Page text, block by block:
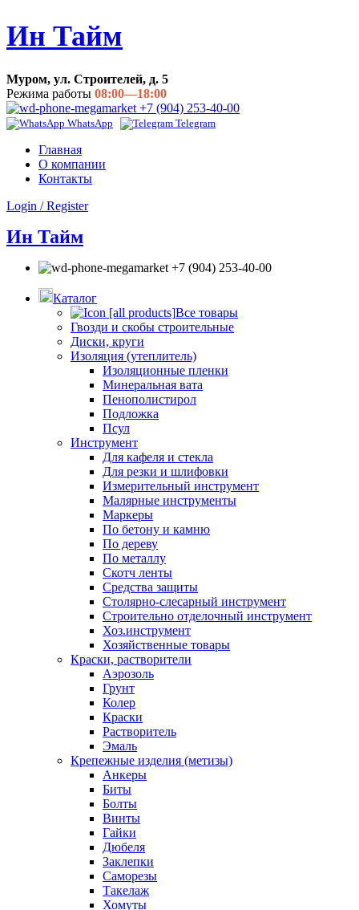
Ин Тайм
Муром, ул. Строителей, д. 5
Режима работы 08:00—18:00
+7 (904) 253-40-00
WhatsApp Telegram
Главная
О компании
Контакты
Login / Register
Ин Тайм
+7 (904) 253-40-00
Каталог
Все товары
Гвозди и скобы строительные
Диски, круги
Изоляция (утеплитель)
Изоляционные пленки
Минеральная вата
Пенополистирол
Подложка
Псул
Инструмент
Для кафеля и стекла
Для резки и шлифовки
Измерительный инструмент
Малярные инструменты
Маркеры
По бетону и камню
По дереву
По металлу
Скотч ленты
Средства защиты
Столярно-слесарный инструмент
Строительно отделочный инструмент
Хоз.инструмент
Хозяйственные товары
Краски, растворители
Аэрозоль
Грунт
Колер
Краски
Растворитель
Эмаль
Крепежные изделия (метизы)
Анкеры
Биты
Болты
Винты
Гайки
Дюбеля
Заклепки
Саморезы
Такелаж
Хомуты